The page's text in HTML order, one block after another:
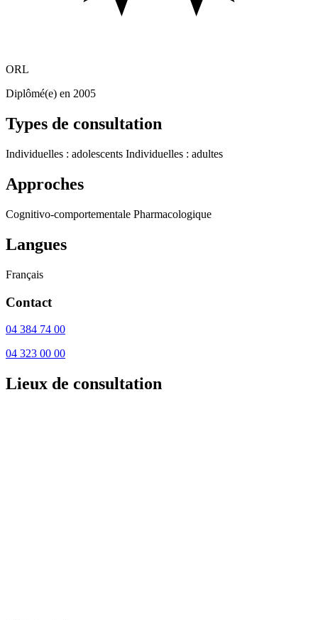
ORL
Diplômé(e) en 2005
Types de consultation
Individuelles : adolescents Individuelles : adultes
Approches
Cognitivo-comportementale Pharmacologique
Langues
Français
Contact
04 384 74 00
04 323 00 00
Lieux de consultation